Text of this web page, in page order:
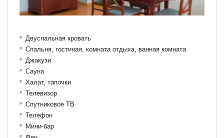
Двуспальная кровать
Спальня, гостиная, комната отдыха, ванная комната
Джакузи
Сауна
Халат, тапочки
Телевизор
Спутниковое ТВ
Телефон
Мини-бар